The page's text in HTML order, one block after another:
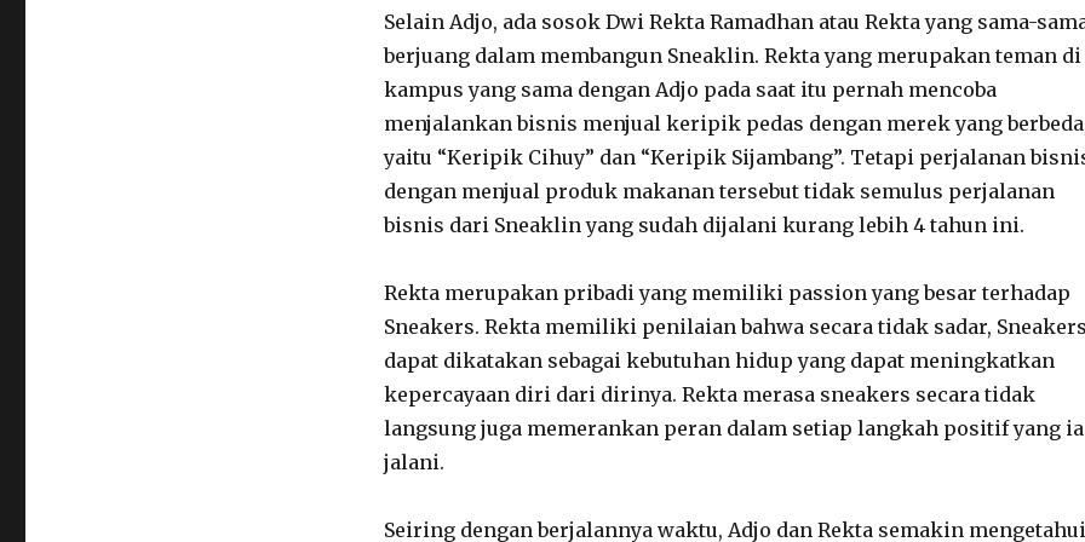
Selain Adjo, ada sosok Dwi Rekta Ramadhan atau Rekta yang sama-
berjuang dalam membangun Sneaklin. Rekta yang merupakan teman di
kampus yang sama dengan Adjo pada saat itu pernah mencoba
menjalankan bisnis menjual keripik pedas dengan merek yang
yaitu “Keripik Cihuy” dan “Keripik Sijambang”. Tetapi perjalanan
dengan menjual produk makanan tersebut tidak semulus perjalanan
bisnis dari Sneaklin yang sudah dijalani kurang lebih 4 tahun ini.
Rekta merupakan pribadi yang memiliki passion yang besar terhadap
Sneakers. Rekta memiliki penilaian bahwa secara tidak sadar, Sneakers
dapat dikatakan sebagai kebutuhan hidup yang dapat meningkatkan
kepercayaan diri dari dirinya. Rekta merasa sneakers secara tidak
langsung juga memerankan peran dalam setiap langkah positif yang ia
jalani.
Seiring dengan berjalannya waktu, Adjo dan Rekta semakin mengetahui